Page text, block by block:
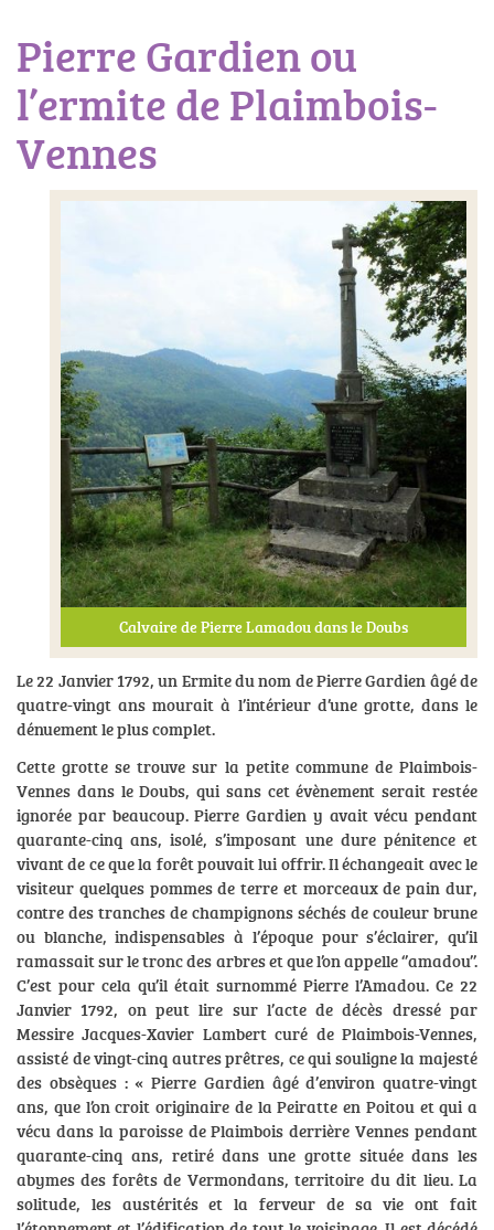
Pierre Gardien ou
l’ermite de Plaimbois-
Vennes
Calvaire de Pierre Lamadou dans le Doubs
Le 22 Janvier 1792, un Ermite du nom de Pierre Gardien âgé de
quatre-vingt ans mourait à l’intérieur d’une grotte, dans le
dénuement le plus complet.
Cette grotte se trouve sur la petite commune de Plaimbois-
Vennes dans le Doubs, qui sans cet évènement serait restée
ignorée par beaucoup. Pierre Gardien y avait vécu pendant
quarante-cinq ans, isolé, s’imposant une dure pénitence et
vivant de ce que la forêt pouvait lui offrir. Il échangeait avec le
visiteur quelques pommes de terre et morceaux de pain dur,
contre des tranches de champignons séchés de couleur brune
ou blanche, indispensables à l’époque pour s’éclairer, qu’il
ramassait sur le tronc des arbres et que l’on appelle ‘’amadou’’.
C’est pour cela qu’il était surnommé Pierre l’Amadou. Ce 22
Janvier 1792, on peut lire sur l’acte de décès dressé par
Messire Jacques-Xavier Lambert curé de Plaimbois-Vennes,
assisté de vingt-cinq autres prêtres, ce qui souligne la majesté
des obsèques : « Pierre Gardien âgé d’environ quatre-vingt
ans, que l’on croit originaire de la Peiratte en Poitou et qui a
vécu dans la paroisse de Plaimbois derrière Vennes pendant
quarante-cinq ans, retiré dans une grotte située dans les
abymes des forêts de Vermondans, territoire du dit lieu. La
solitude, les austérités et la ferveur de sa vie ont fait